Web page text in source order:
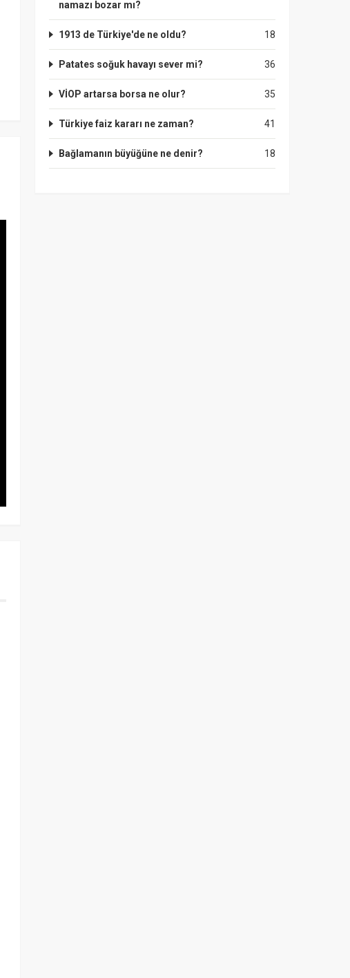
namazı bozar mı?
18
1913 de Türkiye'de ne oldu?
36
Patates soğuk havayı sever mi?
35
VİOP artarsa borsa ne olur?
41
Türkiye faiz kararı ne zaman?
18
Bağlamanın büyüğüne ne denir?